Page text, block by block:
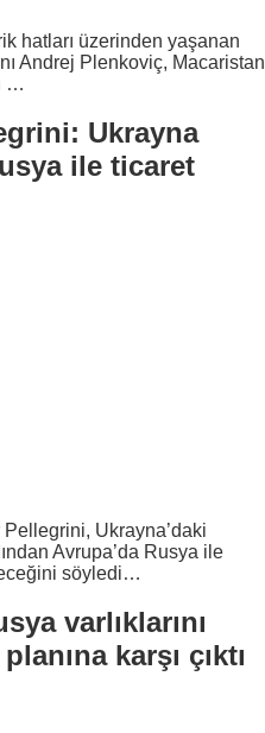
hatları üzerinden yaşanan
Andrej Plenkoviç, Macaristan
…
Ukrayna
ile ticaret
Ukrayna’daki
Avrupa’da Rusya ile
söyledi…
varlıklarını
karşı çıktı